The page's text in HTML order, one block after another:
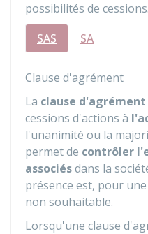
possibilités de cessions.
SAS
SA
Clause d'agrément
La clause d'agrément
cessions d'actions à
l'unanimité ou la
permet de contrôler
associésdans la
présence est, pour
non souhaitable.
Lorsqu'une clause